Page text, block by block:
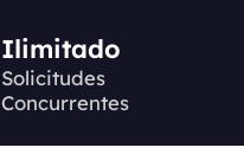
Ilimitado
Solicitudes
Concurrentes